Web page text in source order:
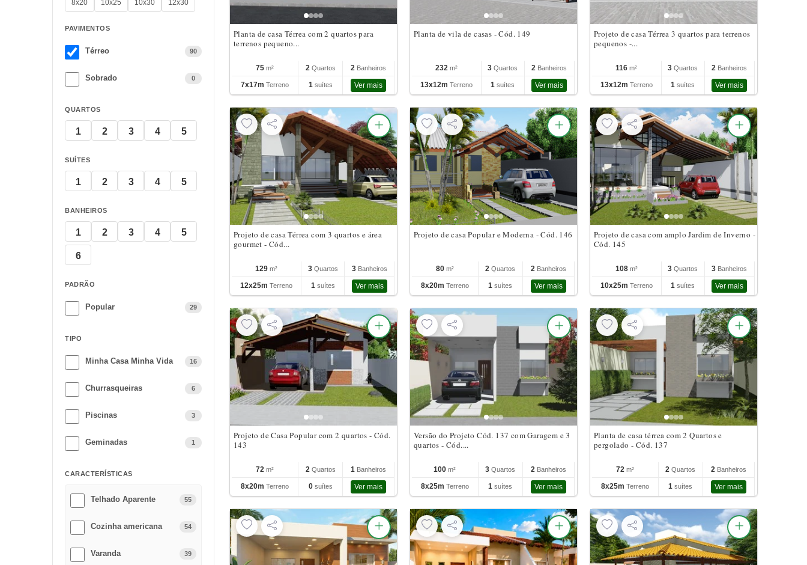
8x20 10x25 10x30 12x30
PAVIMENTOS
Térreo 90
Sobrado 0
QUARTOS
1 2 3 4 5
SUÍTES
1 2 3 4 5
BANHEIROS
1 2 3 4 5
6
PADRÃO
Popular 29
TIPO
Minha Casa Minha Vida 16
Churrasqueiras 6
Piscinas 3
Geminadas 1
CARACTERÍSTICAS
Telhado Aparente 55
Cozinha americana 54
Varanda 39
Planta de casa Térrea com 2 quartos para
terrenos pequeno...
75 m² 2 Quartos 2 Banheiros
7x17m Terreno 1 suítes Ver mais
Planta de vila de casas - Cód. 149
232 m² 3 Quartos 2 Banheiros
13x12m Terreno 1 suítes Ver mais
Projeto de casa Térrea 3 quartos para terrenos
pequenos -...
116 m² 3 Quartos 2 Banheiros
13x12m Terreno 1 suítes Ver mais
Projeto de casa Térrea com 3 quartos e área
gourmet - Cód...
129 m² 3 Quartos 3 Banheiros
12x25m Terreno 1 suítes Ver mais
Projeto de casa Popular e Moderna - Cód. 146
80 m² 2 Quartos 2 Banheiros
8x20m Terreno 1 suítes Ver mais
Projeto de casa com amplo Jardim de Inverno -
Cód. 145
108 m² 3 Quartos 3 Banheiros
10x25m Terreno 1 suítes Ver mais
Projeto de Casa Popular com 2 quartos - Cód.
143
72 m² 2 Quartos 1 Banheiros
8x20m Terreno 0 suítes Ver mais
Versão do Projeto Cód. 137 com Garagem e 3
quartos - Cód....
100 m² 3 Quartos 2 Banheiros
8x25m Terreno 1 suítes Ver mais
Planta de casa térrea com 2 Quartos e
pergolado - Cód. 137
72 m² 2 Quartos 2 Banheiros
8x25m Terreno 1 suítes Ver mais